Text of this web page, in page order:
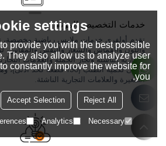
خدمات التخصيص المرنة
تقدم أولفري خدمات ملابس رياضية
واللون والقماش والشعار والنقش والمقاس،
التجارية الناشئة وتجار الجملة والعلامات
الأدنى لكمية الطلب (150 قطعة
الصغيرة والعلامات التجارية الناشئة.
settings
provide you with the best possible
They also allow us to analyze user
constantly improve the website for
you.
Reject All
Accept Selection
Necessary
Analytics